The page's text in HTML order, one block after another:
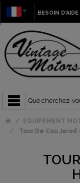
BESOIN D'AIDE
EQUIPEMENT
Tour De Cou